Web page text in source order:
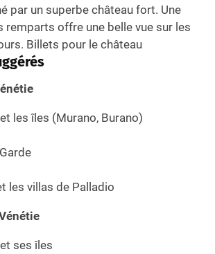
par un superbe château fort. Une
remparts offre une belle vue sur les
Billets pour le château
les îles (Murano, Burano)
les villas de Palladio
ses îles